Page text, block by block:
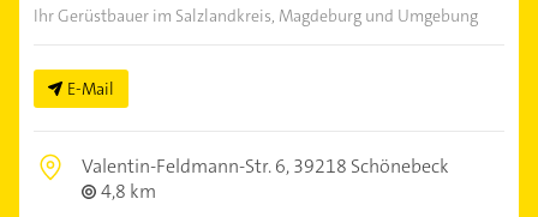
Ihr Gerüstbauer im Salzlandkreis, Magdeburg und Umgebung
E-Mail
Valentin-Feldmann-Str. 6,39218 Schönebeck
4,8 km